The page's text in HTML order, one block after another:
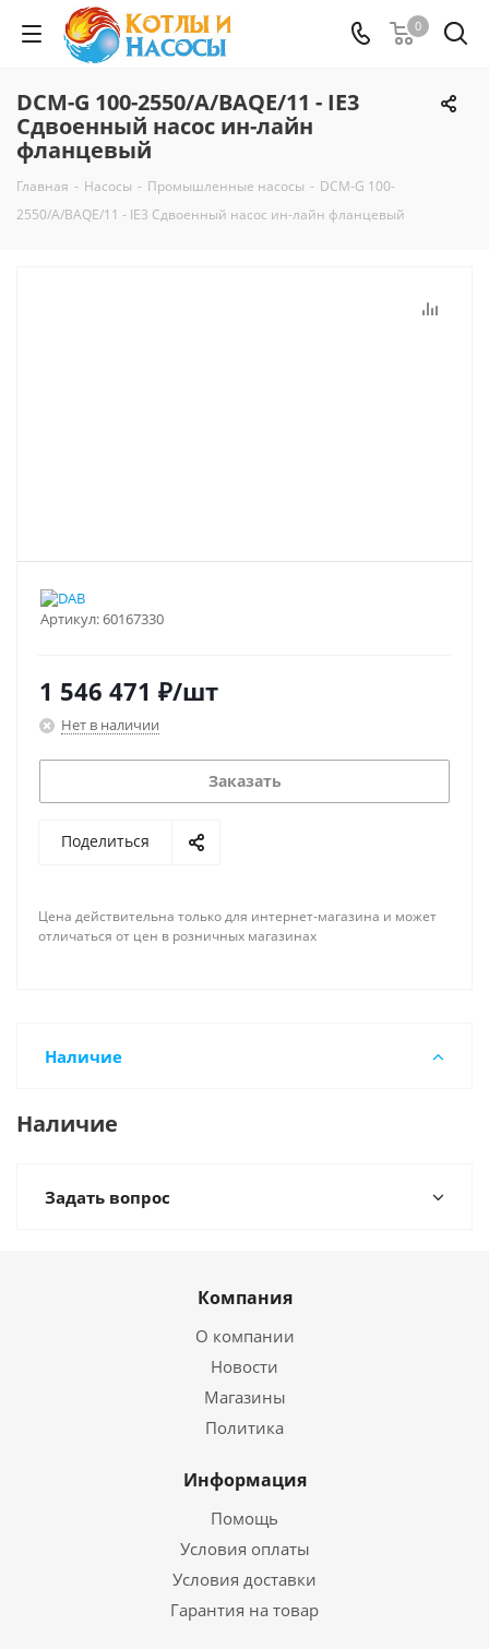
0
DCM-G 100-2550/A/BAQE/11 - IE3
Сдвоенный насос ин-лайн
фланцевый
Главная - Насосы - Промышленные насосы - DCM-G 100-
2550/A/BAQE/11 - IE3 Сдвоенный насос ин-лайн фланцевый
Артикул:60167330
1 546 471 ₽/шт
Нет в наличии
Заказать
Поделиться
Цена действительна только для интернет-магазина и может
отличаться от цен в розничных магазинах
Наличие
Наличие
Задать вопрос
Компания
О компании
Новости
Магазины
Политика
Информация
Помощь
Условия оплаты
Условия доставки
Гарантия на товар